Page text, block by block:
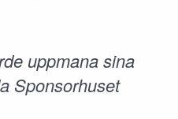
uppmana sina
Sponsorhuset